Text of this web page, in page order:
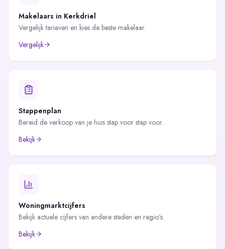
Makelaars in Kerkdriel
Vergelijk tarieven en kies de beste makelaar.
Vergelijk
Stappenplan
Bereid de verkoop van je huis stap voor stap voor.
Bekijk
Woningmarktcijfers
Bekijk actuele cijfers van andere steden en regio's.
Bekijk